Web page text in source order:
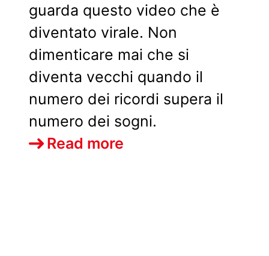
guarda questo video che è
diventato virale. Non
dimenticare mai che si
diventa vecchi quando il
numero dei ricordi supera il
numero dei sogni.
Read more